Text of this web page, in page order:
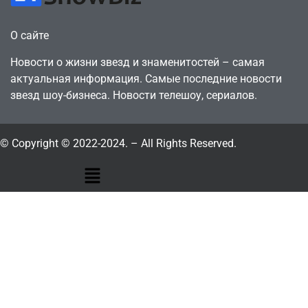
О сайте
Новости о жизни звезд и знаменитостей – самая
актуальная информация. Самые последние новости
звезд шоу-бизнеса. Новости телешоу, сериалов.
© Copyright © 2022-2024. – All Rights Reserved.